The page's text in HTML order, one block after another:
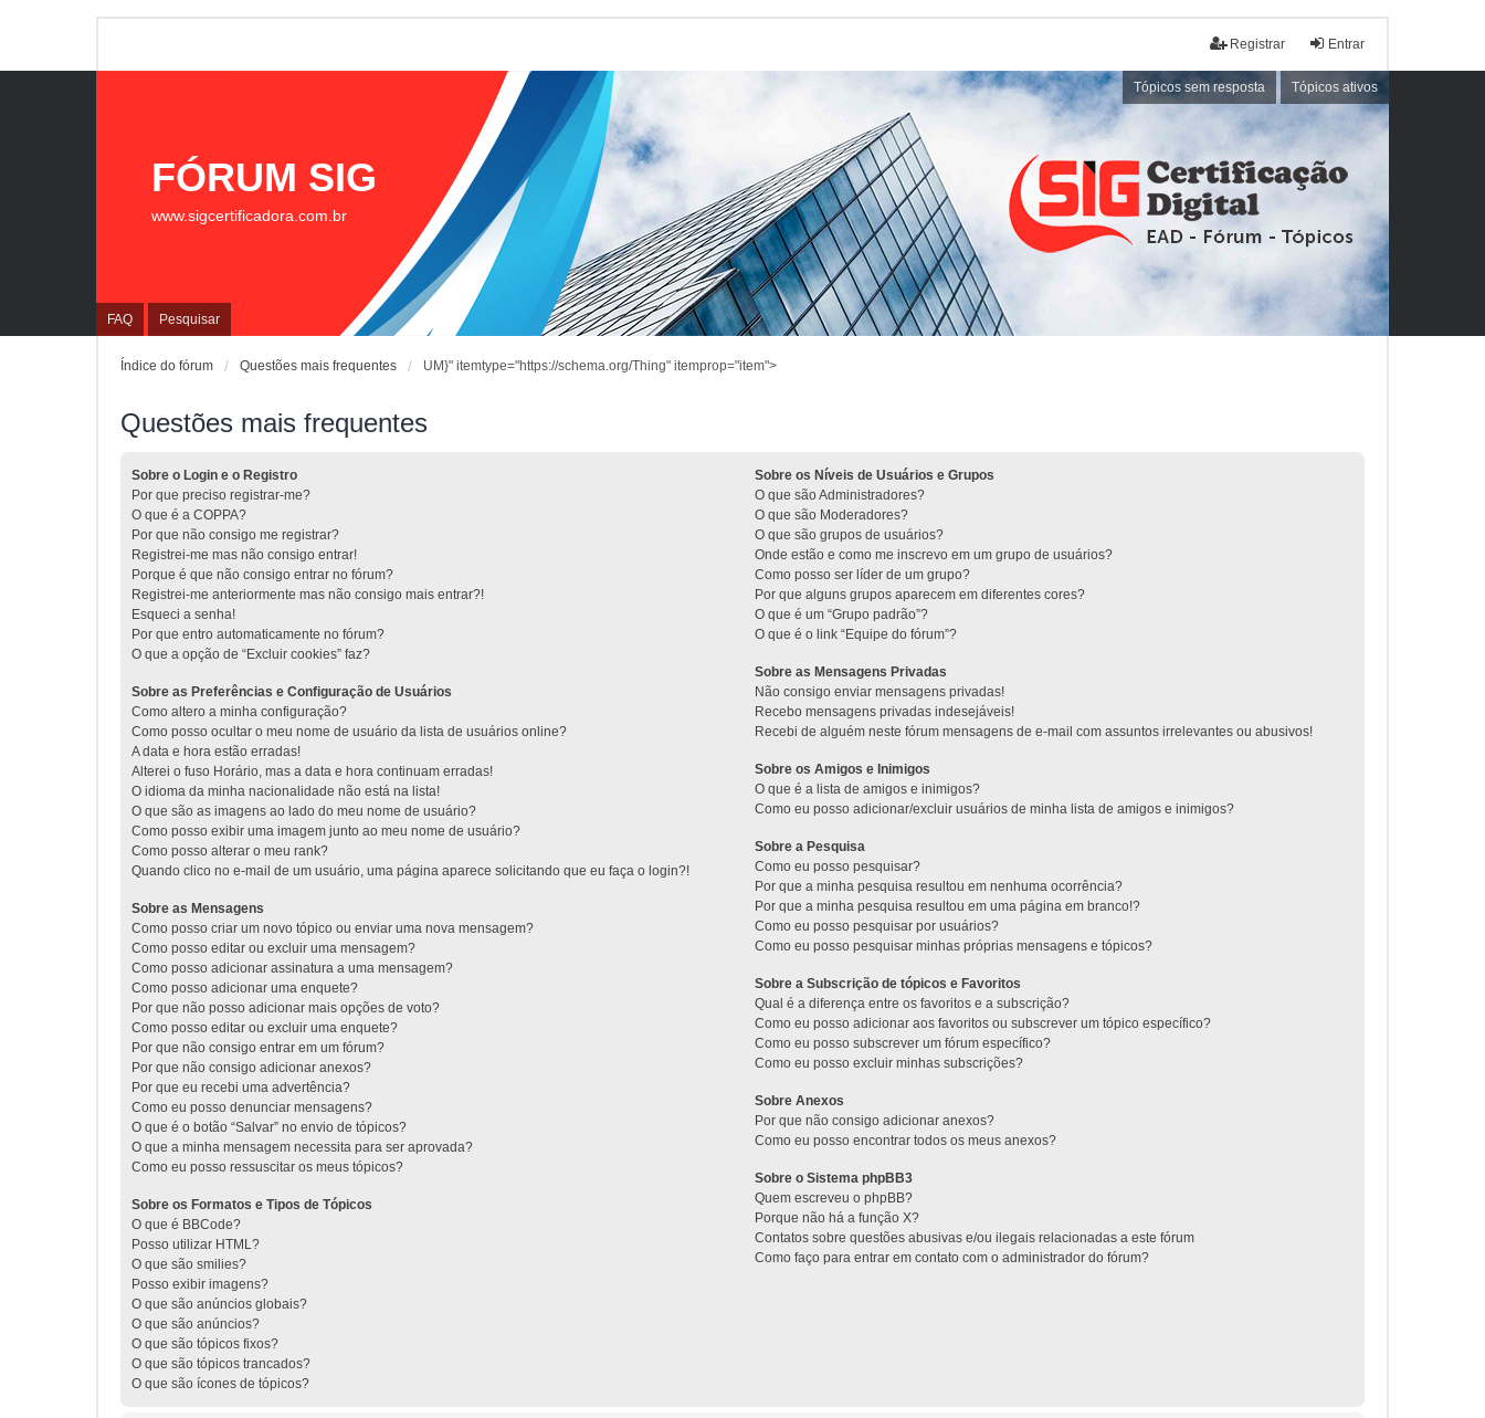
Entrar
Registrar
Tópicos sem resposta Tópicos ativos
FAQ Pesquisar
FÓRUM SIG
www.sigcertificadora.com.br
Índice do fórum Questões mais frequentes UM}" itemtype="https://schema.org/Thing" itemprop="item">
Questões mais frequentes
Sobre o Login e o Registro
Por que preciso registrar-me?
O que é a COPPA?
Por que não consigo me registrar?
Registrei-me mas não consigo entrar!
Porque é que não consigo entrar no fórum?
Registrei-me anteriormente mas não consigo mais entrar?!
Esqueci a senha!
Por que entro automaticamente no fórum?
O que a opção de “Excluir cookies” faz?
Sobre as Preferências e Configuração de Usuários
Como altero a minha configuração?
Como posso ocultar o meu nome de usuário da lista de usuários online?
A data e hora estão erradas!
Alterei o fuso Horário, mas a data e hora continuam erradas!
O idioma da minha nacionalidade não está na lista!
O que são as imagens ao lado do meu nome de usuário?
Como posso exibir uma imagem junto ao meu nome de usuário?
Como posso alterar o meu rank?
Quando clico no e-mail de um usuário, uma página aparece solicitando que eu faça o login?!
Sobre as Mensagens
Como posso criar um novo tópico ou enviar uma nova mensagem?
Como posso editar ou excluir uma mensagem?
Como posso adicionar assinatura a uma mensagem?
Como posso adicionar uma enquete?
Por que não posso adicionar mais opções de voto?
Como posso editar ou excluir uma enquete?
Por que não consigo entrar em um fórum?
Por que não consigo adicionar anexos?
Por que eu recebi uma advertência?
Como eu posso denunciar mensagens?
O que é o botão “Salvar” no envio de tópicos?
O que a minha mensagem necessita para ser aprovada?
Como eu posso ressuscitar os meus tópicos?
Sobre os Formatos e Tipos de Tópicos
O que é BBCode?
Posso utilizar HTML?
O que são smilies?
Posso exibir imagens?
O que são anúncios globais?
O que são anúncios?
O que são tópicos fixos?
O que são tópicos trancados?
O que são ícones de tópicos?
Sobre os Níveis de Usuários e Grupos
O que são Administradores?
O que são Moderadores?
O que são grupos de usuários?
Onde estão e como me inscrevo em um grupo de usuários?
Como posso ser líder de um grupo?
Por que alguns grupos aparecem em diferentes cores?
O que é um “Grupo padrão”?
O que é o link “Equipe do fórum”?
Sobre as Mensagens Privadas
Não consigo enviar mensagens privadas!
Recebo mensagens privadas indesejáveis!
Recebi de alguém neste fórum mensagens de e-mail com assuntos irrelevantes ou abusivos!
Sobre os Amigos e Inimigos
O que é a lista de amigos e inimigos?
Como eu posso adicionar/excluir usuários de minha lista de amigos e inimigos?
Sobre a Pesquisa
Como eu posso pesquisar?
Por que a minha pesquisa resultou em nenhuma ocorrência?
Por que a minha pesquisa resultou em uma página em branco!?
Como eu posso pesquisar por usuários?
Como eu posso pesquisar minhas próprias mensagens e tópicos?
Sobre a Subscrição de tópicos e Favoritos
Qual é a diferença entre os favoritos e a subscrição?
Como eu posso adicionar aos favoritos ou subscrever um tópico específico?
Como eu posso subscrever um fórum específico?
Como eu posso excluir minhas subscrições?
Sobre Anexos
Por que não consigo adicionar anexos?
Como eu posso encontrar todos os meus anexos?
Sobre o Sistema phpBB3
Quem escreveu o phpBB?
Porque não há a função X?
Contatos sobre questões abusivas e/ou ilegais relacionadas a este fórum
Como faço para entrar em contato com o administrador do fórum?